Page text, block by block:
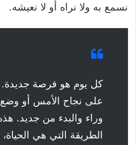
نسمع به ولا نراه أو لا نعيشه.
كل يوم هو فرصة جديدة.
على نجاح الأمس أو وضع
وراء والبدء من جديد.
الطريقة التي هي